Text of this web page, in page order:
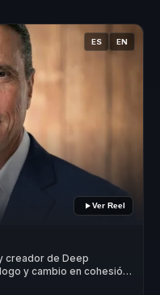
ES EN
Ver Reel
creador de Deep
y cambio en cohesión